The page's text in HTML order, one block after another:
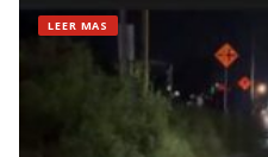
LEER MAS